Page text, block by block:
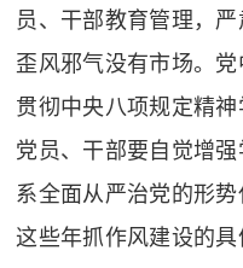
员、干部教育管理，
歪风邪气没有市场。
贯彻中央八项规定精
党员、干部要自觉增
系全面从严治党的形
这些年抓作风建设的